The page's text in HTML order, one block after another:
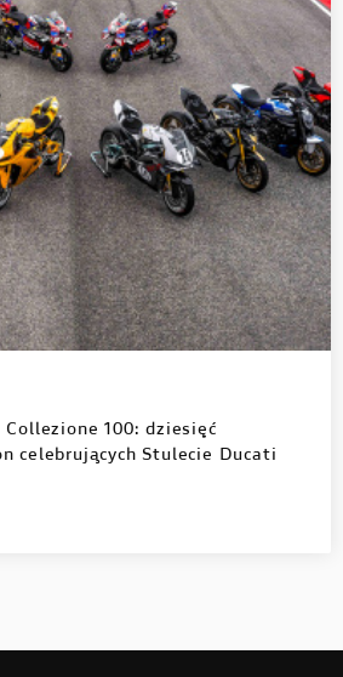
100: dziesięć
celebrujących Stulecie Ducati